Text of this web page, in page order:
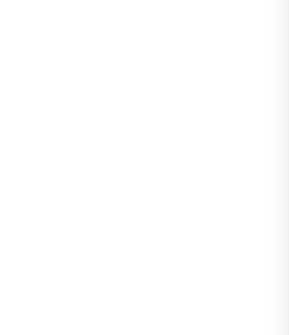
2026 i Bjerringbro